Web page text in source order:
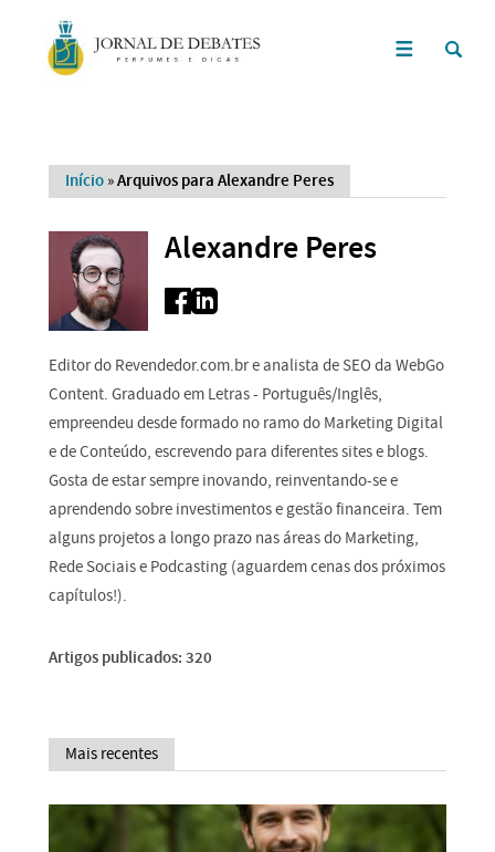
Início »Arquivos para Alexandre Peres
Alexandre Peres
Editor do Revendedor.com.br e analista de SEO da WebGo
Content. Graduado em Letras - Português/Inglês,
empreendeu desde formado no ramo do Marketing Digital
e de Conteúdo, escrevendo para diferentes sites e blogs.
Gosta de estar sempre inovando, reinventando-se e
aprendendo sobre investimentos e gestão financeira. Tem
alguns projetos a longo prazo nas áreas do Marketing,
Rede Sociais e Podcasting (aguardem cenas dos próximos
capítulos!).
Artigos publicados: 320
Mais recentes